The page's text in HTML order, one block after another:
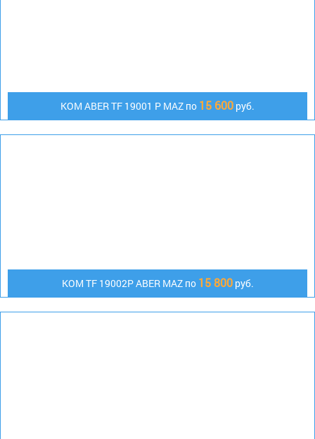
КОМ АBER TF 19001 P MAZ по 15 600 руб.
КОМ TF 19002P ABER MAZ по 15 800руб.